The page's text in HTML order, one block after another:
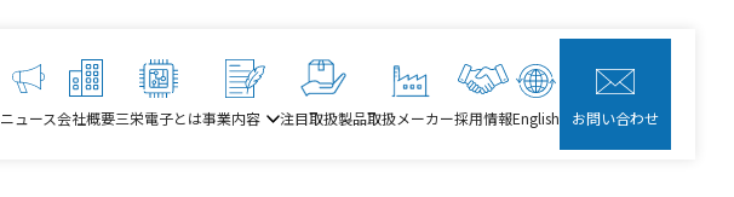
ニュース会社概要三栄電子とは事業内容 注目取扱製品取扱メーカー採用情報English お問い合わせ